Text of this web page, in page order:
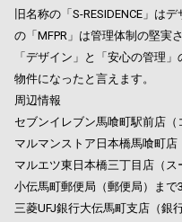
旧名称の「S-RESIDENCE」は
の「MFPR」は管理体制の堅実
「デザイン」と「安心の管理
物件になったと言えます。
周辺情報
セブンイレブン馬喰町駅前店（
マルマンストア日本橋馬喰町店
マルエツ東日本橋三丁目店（ス
小伝馬町郵便局（郵便局）まで
三菱UFJ銀行大伝馬町支店（銀